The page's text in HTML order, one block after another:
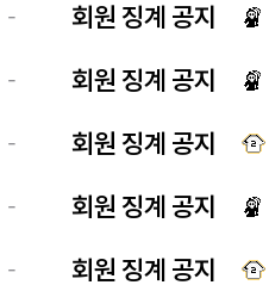
- 회원 징계 공지
- 회원 징계 공지
- 회원 징계 공지
- 회원 징계 공지
- 회원 징계 공지